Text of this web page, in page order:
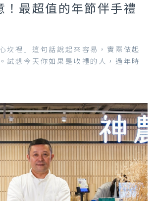
！最超值的年節伴手禮
坎裡」這句話說起來容易，實際做起
試想今天你如果是收禮的人，過年時